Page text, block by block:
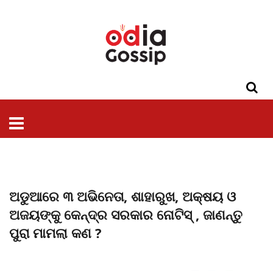
ଅଡୁଆରେ ୩ ଅଭିନେତା, ଶାହାରୁଖ, ଅକ୍ଷୟ ଓ
ଅଜୟଙ୍କୁ କେନ୍ଦ୍ର ସରକାର ନୋଟିସ୍ , ଜାଣନ୍ତୁ
ପୁରା ମାମଲା କଣ ?